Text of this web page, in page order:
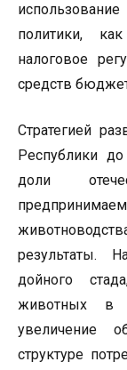
политики,
налоговое
средств
Стратегией
Республики
доли
результаты.
дойного
животных в
увеличение
структуре